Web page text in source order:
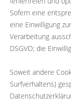
Sofern eine
eine Einwilligung
Verarbeitung
DSGVO; die
Soweit andere
Surfverhaltens)